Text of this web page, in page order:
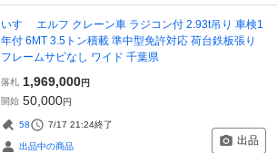
いすゞ エルフ クレーン車 ラジコン付 2.93t吊り 車検1
年付 6MT 3.5トン積載 準中型免許対応 荷台鉄板張り
フレームサビなし ワイド 千葉県
落札 1,969,000円
開始 50,000円
58 7/17 21:24終了
出品中の商品 出品